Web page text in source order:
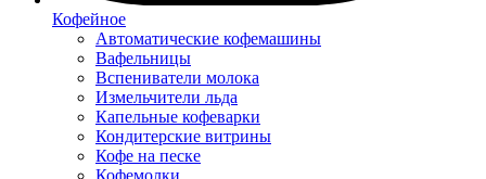
Кофейное
Автоматические кофемашины
Вафельницы
Вспениватели молока
Измельчители льда
Капельные кофеварки
Кондитерские витрины
Кофе на песке
Кофемолки